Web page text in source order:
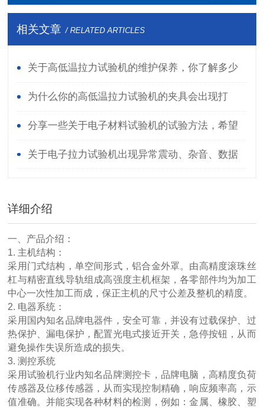
相关文章 / RELATED ARTICLES
关于高低温拉力试验机的维护保养，你了解多少
呢?为什么你的高低温拉力试验机的夹具会出现打
滑？分享一些关于电子材料试验机的试验方法，希望
对您有所帮助
关于电子拉力试验机出现异常震动、杂音、数据
详细介绍
一、产品介绍：
1. 主机结构：
采用门式结构，单空间形式，铝合金外罩。由高精度滚珠丝
杠与精密直线导轨组成高强度主机框架，各零部件均为加工
中心一次性加工而成，保正主机的尺寸公差及整机的精度。
2. 电器系统：
采用国内知名品牌电器件，安全可靠，并设有过载保护、过
热保护、漏电保护，配置光电式接近开关，急停按钮，从而
避免操作失误所造成的损失。
3. 测控系统
采用试验机行业内知名品牌测控卡，品牌电脑，高精度负荷
传感器及位移传感器，从而实现控制精确，响应频率高，示
值准确。并能实现各种材料的检测，例如：金属、橡胶、塑